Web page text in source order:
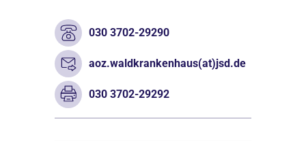
030 3702-29290
aoz.waldkrankenhaus(at)jsd.de
030 3702-29292